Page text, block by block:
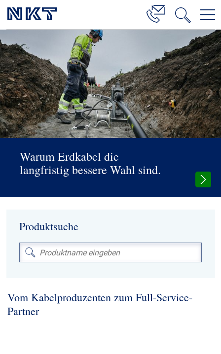
Produkte & Lösungen
Hochspannung
Kabelservice
Mittelspannung
Niederspannung
Kabelgarnituren
Referenzen
Über uns
Geschäftsführung
Produktion
Karriere
Nachhaltigkeit
Warum Erdkabel die
langfristig bessere Wahl sind.
Produktsuche
Vom Kabelproduzenten zum Full-Service-
Partner